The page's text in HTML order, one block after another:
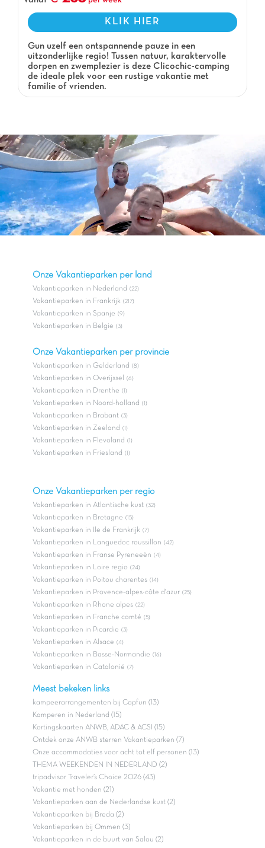
KLIK HIER
Gun uzelf een ontspannende pauze in een
uitzonderlijke regio! Tussen natuur, karaktervolle
dorpen en zwemplezier is deze Clicochic-camping
de ideale plek voor een rustige vakantie met
familie of vrienden.
Onze Vakantieparken per land
Vakantieparken in Nederland (22)
Vakantieparken in Frankrijk (217)
Vakantieparken in Spanje (9)
Vakantieparken in Belgie (3)
Onze Vakantieparken per provincie
Vakantieparken in Gelderland (8)
Vakantieparken in Overijssel (6)
Vakantieparken in Drenthe (1)
Vakantieparken in Noord-holland (1)
Vakantieparken in Brabant (3)
Vakantieparken in Zeeland (1)
Vakantieparken in Flevoland (1)
Vakantieparken in Friesland (1)
Onze Vakantieparken per regio
Vakantieparken in Atlantische kust (32)
Vakantieparken in Bretagne (15)
Vakantieparken in Ile de Frankrijk (7)
Vakantieparken in Languedoc roussillon (42)
Vakantieparken in Franse Pyreneeën (4)
Vakantieparken in Loire regio (24)
Vakantieparken in Poitou charentes (14)
Vakantieparken in Provence-alpes-côte d'azur (25)
Vakantieparken in Rhone alpes (22)
Vakantieparken in Franche comté (5)
Vakantieparken in Picardie (3)
Vakantieparken in Alsace (4)
Vakantieparken in Basse-Normandie (16)
Vakantieparken in Catalonië (7)
Meest bekeken links
kampeerarrangementen bij Capfun (13)
Kamperen in Nederland (15)
Kortingskaarten ANWB, ADAC & ACSI (15)
Ontdek onze ANWB sterren Vakantieparken (7)
Onze accommodaties voor acht tot elf personen (13)
THEMA WEEKENDEN IN NEDERLAND (2)
tripadvisor Traveler’s Choice 2026 (43)
Vakantie met honden (21)
Vakantieparken aan de Nederlandse kust (2)
Vakantieparken bij Breda (2)
Vakantieparken bij Ommen (3)
Vakantieparken in de buurt van Salou (2)